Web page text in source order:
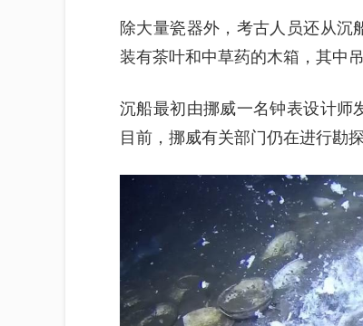
除大量瓷器外，考古人员还从沉
装有茶叶和中草药的木箱，其中
沉船最初由挪威一名钟表设计师
目前，挪威有关部门仍在进行勘